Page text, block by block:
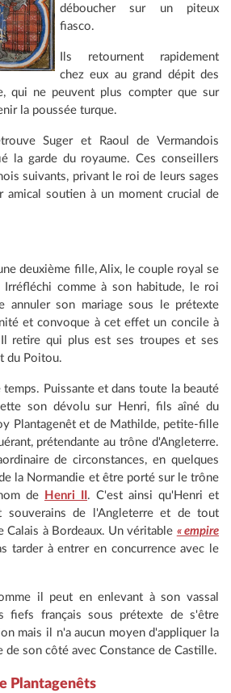
déboucher sur un piteux
fiasco.
Ils retournent rapidement
chez eux au grand dépit des
qui ne peuvent plus compter que sur
la poussée turque.
Suger et Raoul de Vermandois
la garde du royaume. Ces conseillers
suivants, privant le roi de leurs sages
amical soutien à un moment crucial de
deuxième fille, Alix, le couple royal se
comme à son habitude, le roi
annuler son mariage sous le prétexte
et convoque à cet effet un concile à
Il retire qui plus est ses troupes et ses
du Poitou.
Puissante et dans toute la beauté
son dévolu sur Henri, fils aîné du
Plantagenêt et de Mathilde, petite-fille
prétendante au trône d'Angleterre.
de circonstances, en quelques
la Normandie et être porté sur le trône
de Henri II. C'est ainsi qu'Henri et
souverains de l'Angleterre et de tout
Calais à Bordeaux. Un véritable « empire
tarder à entrer en concurrence avec le
il peut en enlevant à son vassal
fiefs français sous prétexte de s'être
mais il n'a aucun moyen d'appliquer la
de son côté avec Constance de Castille.
Plantagenêts